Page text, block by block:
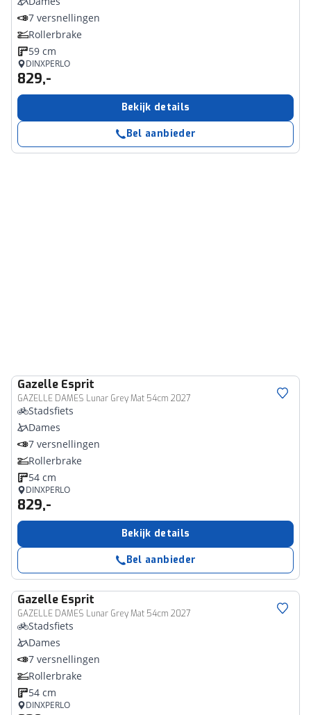
7 versnellingen
Rollerbrake
59 cm
DINXPERLO
829,-
Bekijk details
Bel aanbieder
Gazelle Esprit
GAZELLE DAMES Lunar Grey Mat 54cm 2027
Stadsfiets
Dames
7 versnellingen
Rollerbrake
54 cm
DINXPERLO
829,-
Bekijk details
Bel aanbieder
Gazelle Esprit
GAZELLE DAMES Lunar Grey Mat 54cm 2027
Stadsfiets
Dames
7 versnellingen
Rollerbrake
54 cm
DINXPERLO